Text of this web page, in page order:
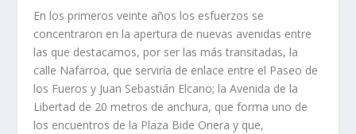
En los primeros veinte años los esfuerzos se
concentraron en la apertura de nuevas avenidas entre
las que destacamos, por ser las más transitadas, la
calle Nafarroa, que servirí­a de enlace entre el Paseo de
los Fueros y Juan Sebastián Elcano; la Avenida de la
Libertad de 20 metros de anchura, que forma uno de
los encuentros de la Plaza Bide Onera y que,